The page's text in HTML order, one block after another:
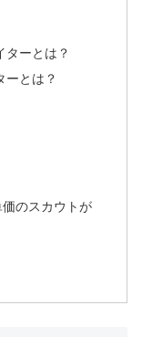
ターとは？
ーとは？
のスカウトが